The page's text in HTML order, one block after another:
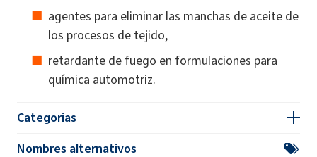
agentes para eliminar las manchas de aceite de
los procesos de tejido,
retardante de fuego en formulaciones para
química automotriz.
Categorias
Nombres alternativos